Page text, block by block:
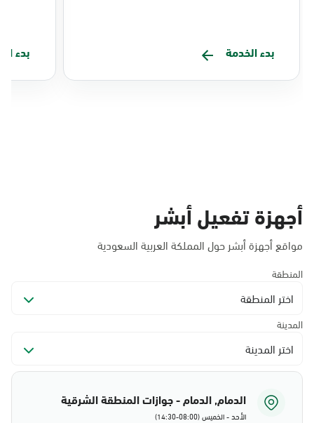
بدء الخدمة بدء
أجهزة تفعيل أبشر
مواقع أجهزة أبشر حول المملكة العربية السعودية
المنطقة
اختر المنطقة
المدينة
اختر المدينة
الدمام, الدمام - جوازات المنطقة الشرقية
الأحد - الخميس (08:00-14:30)